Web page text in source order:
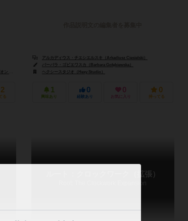
Masque）
2
る
アルカディウス・チエシエルスキ（Arkadiusz Ciesielski）
バーバラ・ゴビエワスカ（Barbara Gołębiewska）
ヘクシースタジオ（Hexy Studio）
1
興味あり
0
経験あり
0
お気に入り
0
持ってる
ルート：クロックワーク（拡張）
Root: The Clockwork Expansion